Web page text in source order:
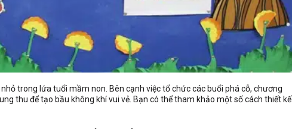
trong lứa tuổi mầm non. Bên cạnh việc tổ chức các buổi phá cỗ, chương
thu để tạo bầu không khí vui vẻ. Bạn có thể tham khảo một số cách thiết kế